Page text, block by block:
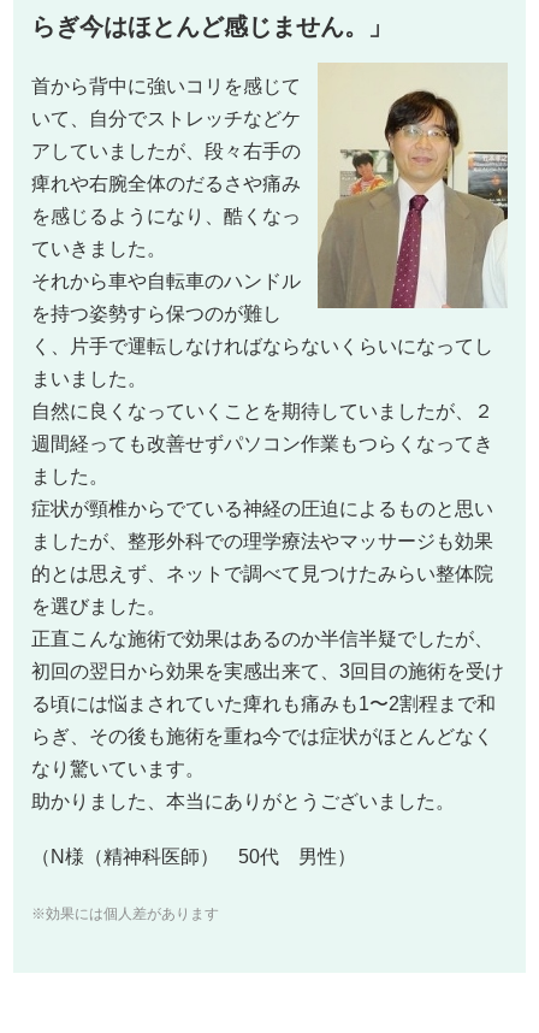
らぎ今はほとんど感じません。」
首から背中に強いコリを感じて
いて、自分でストレッチなどケ
アしていましたが、段々右手の
痺れや右腕全体のだるさや痛み
を感じるようになり、酷くなっ
ていきました。
それから車や自転車のハンドル
を持つ姿勢すら保つのが難し
く、片手で運転しなければならないくらいになってし
まいました。
自然に良くなっていくことを期待していましたが、２
週間経っても改善せずパソコン作業もつらくなってき
ました。
症状が頸椎からでている神経の圧迫によるものと思い
ましたが、整形外科での理学療法やマッサージも効果
的とは思えず、ネットで調べて見つけたみらい整体院
を選びました。
正直こんな施術で効果はあるのか半信半疑でしたが、
初回の翌日から効果を実感出来て、3回目の施術を受け
る頃には悩まされていた痺れも痛みも1〜2割程まで和
らぎ、その後も施術を重ね今では症状がほとんどなく
なり驚いています。
助かりました、本当にありがとうございました。
（N様（精神科医師） 50代 男性）
※効果には個人差があります